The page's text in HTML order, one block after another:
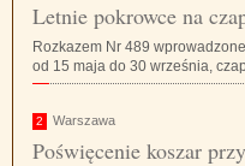
Letnie pokrowce na
Rozkazem Nr 489
od 15 maja do 30 września,
2 Warszawa
Poświęcenie koszar